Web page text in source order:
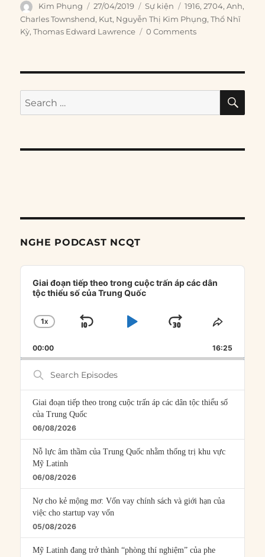
Author
Kim Phụng
Posted
on
27/04/2019 Categories
Sự kiện Tags
1916,2704,Anh,
Charles Townshend, Kut, Nguyễn Thị Kim Phụng,Thổ Nhĩ
Kỳ,Thomas Edward Lawrence 0 Comments
Search
for:
NGHE PODCAST NCQT
Audio
Player
Giai đoạn tiếp theo trong cuộc trấn áp các dân
tộc thiểu số của Trung Quốc
CHANGE
RATE
1X
SKIP
PLAYJUMP
FORWARD
SHARE
00:00 16:25
Search
Episodes
Giai đoạn tiếp theo trong cuộc trấn áp các dân tộc thiểu số
của Trung Quốc
06/08/2026
Nỗ lực âm thầm của Trung Quốc nhằm thống trị khu vực
Mỹ Latinh
06/08/2026
Nợ cho kẻ mộng mơ: Vốn vay chính sách và giới hạn của
việc cho startup vay vốn
05/08/2026
Mỹ Latinh đang trở thành “phòng thí nghiệm” của phe